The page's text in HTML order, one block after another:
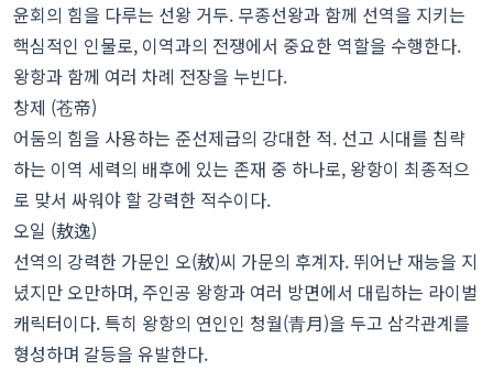
윤회의 힘을 다루는 선왕 거두. 무종선왕과 함께 선역을 지키는
핵심적인 인물로, 이역과의 전쟁에서 중요한 역할을 수행한다.
왕항과 함께 여러 차례 전장을 누빈다.
창제 (苍帝)
어둠의 힘을 사용하는 준선제급의 강대한 적. 선고 시대를 침략
하는 이역 세력의 배후에 있는 존재 중 하나로, 왕항이 최종적으
로 맞서 싸워야 할 강력한 적수이다.
오일 (敖逸)
선역의 강력한 가문인 오(敖)씨 가문의 후계자. 뛰어난 재능을 지
녔지만 오만하며, 주인공 왕항과 여러 방면에서 대립하는 라이벌
캐릭터이다. 특히 왕항의 연인인 청월(青月)을 두고 삼각관계를
형성하며 갈등을 유발한다.